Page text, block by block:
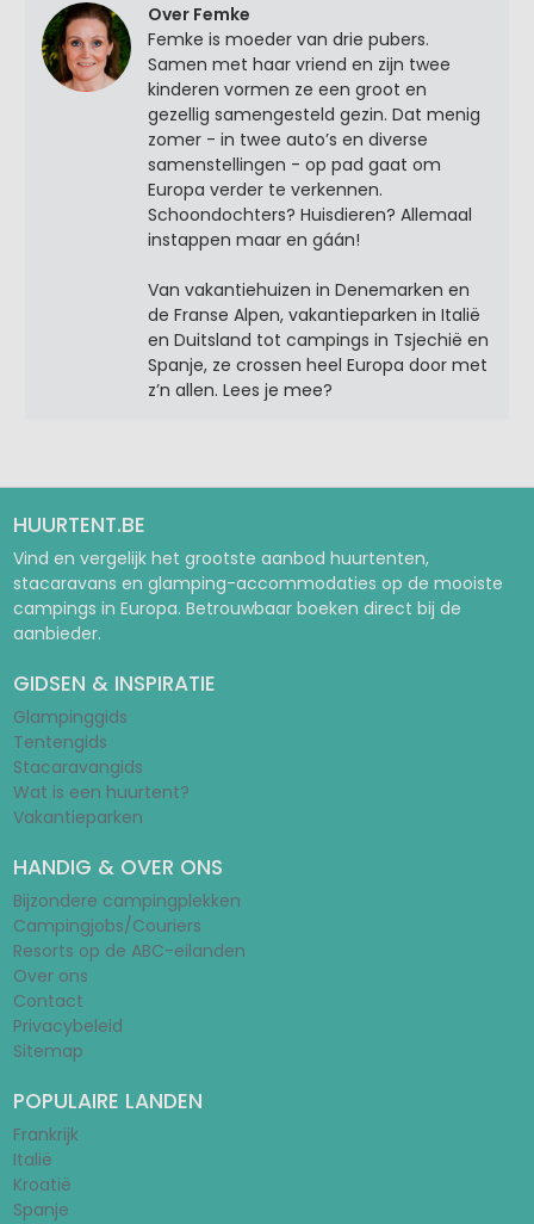
Over Femke
Femke is moeder van drie pubers.
Samen met haar vriend en zijn twee
kinderen vormen ze een groot en
gezellig samengesteld gezin. Dat menig
zomer - in twee auto’s en diverse
samenstellingen - op pad gaat om
Europa verder te verkennen.
Schoondochters? Huisdieren? Allemaal
instappen maar en gáán!
Van vakantiehuizen in Denemarken en
de Franse Alpen, vakantieparken in Italië
en Duitsland tot campings in Tsjechië en
Spanje, ze crossen heel Europa door met
z’n allen. Lees je mee?
HUURTENT.BE
Vind en vergelijk het grootste aanbod huurtenten,
stacaravans en glamping-accommodaties op de mooiste
campings in Europa. Betrouwbaar boeken direct bij de
aanbieder.
GIDSEN & INSPIRATIE
Glampinggids
Tentengids
Stacaravangids
Wat is een huurtent?
Vakantieparken
HANDIG & OVER ONS
Bijzondere campingplekken
Campingjobs/Couriers
Resorts op de ABC-eilanden
Over ons
Contact
Privacybeleid
Sitemap
POPULAIRE LANDEN
Frankrijk
Italië
Kroatië
Spanje